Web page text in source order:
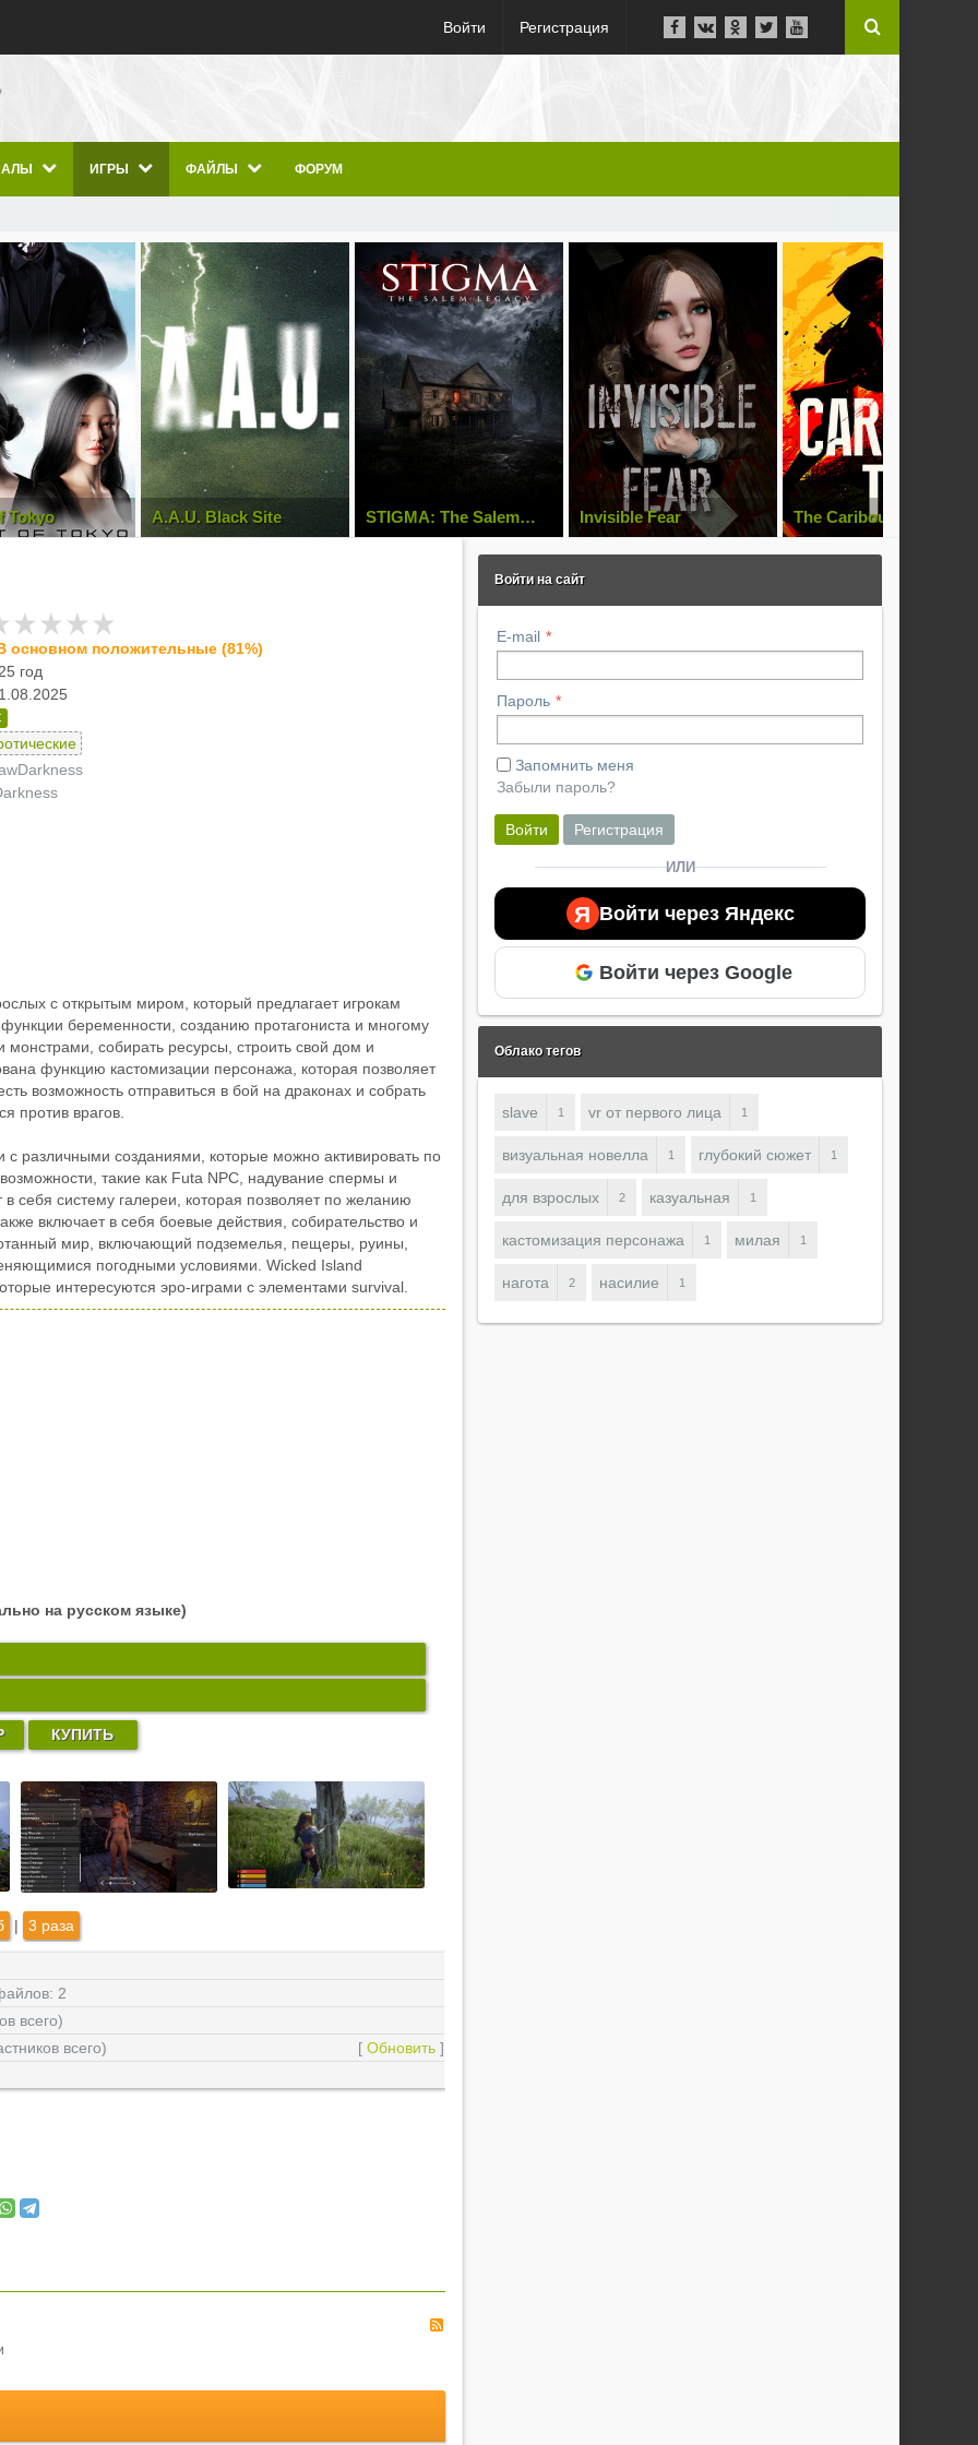
Войти Регистрация
ИГРЫ ФАЙЛЫ ФОРУМ
Tokyo A.A.U. Black Site
STIGMA: The Salem
Legacy
Invisible Fear The Caribou Trail
основном положительные (81%)
год
с открытым миром, который предлагает игрокам
беременности, созданию протагониста и многому
собирать ресурсы, строить свой дом и
функцию кастомизации персонажа, которая позволяет
возможность отправиться в бой на драконах и собрать
против врагов.
различными созданиями, которые можно активировать по
такие как Futa NPC, надувание спермы и
себя систему галереи, которая позволяет по желанию
включает в себя боевые действия, собирательство и
мир, включающий подземелья, пещеры, руины,
погодными условиями. Wicked Island
интересуются эро-играми с элементами survival.
на русском языке)
КУПИТЬ
| 3 раза
2
всего)
всего) [ Обновить ]
Войти на сайт
E-mail
Пароль
Запомнить меня
Забыли пароль?
Войти Регистрация
ИЛИ
Я Войти через Яндекс
Войти через Google
Облако тегов
slave 1 vr от первого лица 1
визуальная новелла 1 глубокий сюжет 1
для взрослых 2 казуальная 1
кастомизация персонажа 1 милая 1
нагота 2 насилие 1